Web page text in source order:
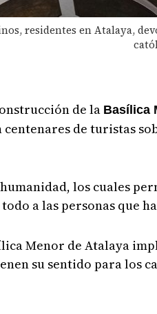
residentes en Atalaya,
de la Basílica
centenares de turistas
los cuales
a las personas que
Menor de Atalaya
su sentido para los